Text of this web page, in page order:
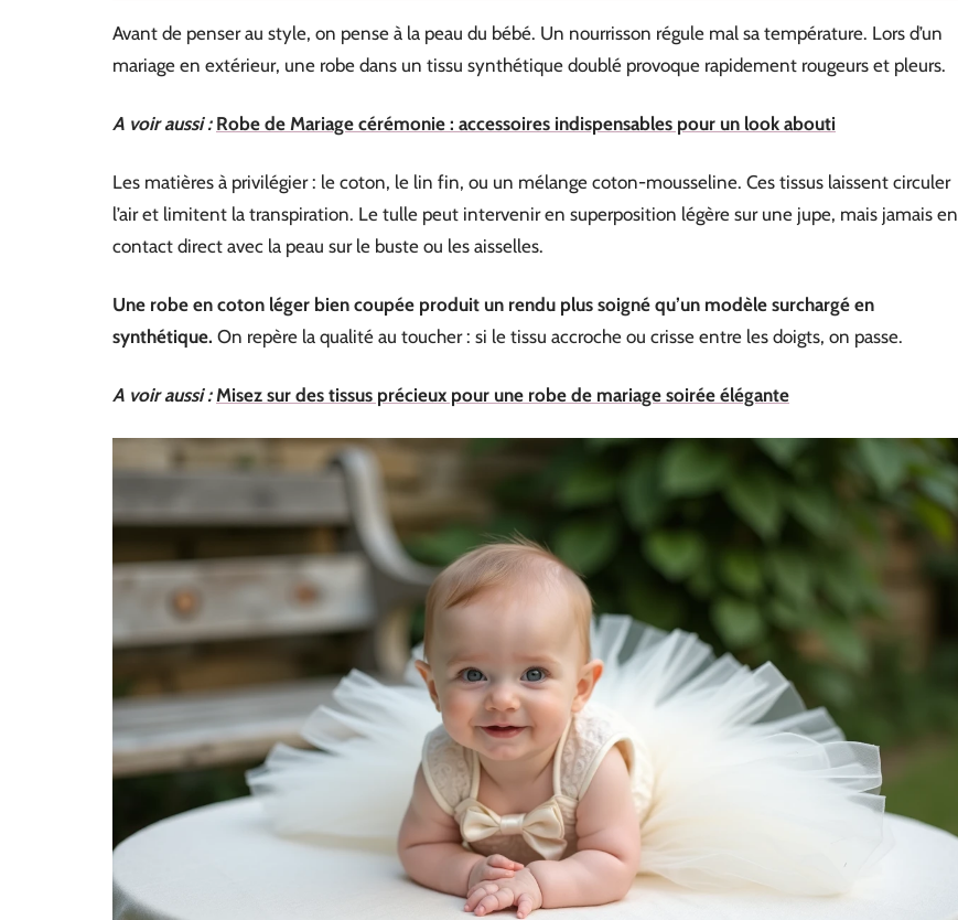
Avant de penser au style, on pense à la peau du bébé. Un nourrisson régule mal sa température. Lors d’un
mariage en extérieur, une robe dans un tissu synthétique doublé provoque rapidement rougeurs et pleurs.
A voir aussi : Robe de Mariage cérémonie : accessoires indispensables pour un look abouti
Les matières à privilégier : le coton, le lin fin, ou un mélange coton-mousseline. Ces tissus laissent circuler
l’air et limitent la transpiration. Le tulle peut intervenir en superposition légère sur une jupe, mais jamais en
contact direct avec la peau sur le buste ou les aisselles.
Une robe en coton léger bien coupée produit un rendu plus soigné qu’un modèle surchargé en
synthétique. On repère la qualité au toucher : si le tissu accroche ou crisse entre les doigts, on passe.
A voir aussi : Misez sur des tissus précieux pour une robe de mariage soirée élégante